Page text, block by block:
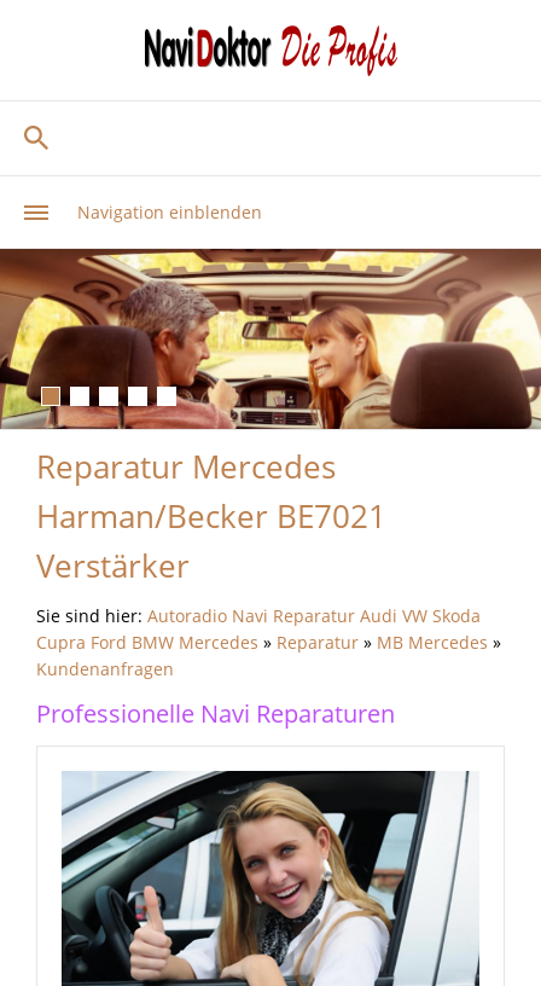
Navigation einblenden
Reparatur Mercedes
Harman/Becker BE7021
Verstärker
Sie sind hier: Autoradio Navi Reparatur Audi VW Skoda
Cupra Ford BMW Mercedes » Reparatur » MB Mercedes »
Kundenanfragen
Professionelle Navi Reparaturen